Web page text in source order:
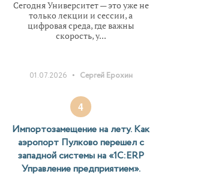
Сегодня Университет — это уже не
только лекции и сессии, а
цифровая среда, где важны
скорость, у...
01.07.2026 • Сергей Ерохин
4
Импортозамещение на лету. Как
аэропорт Пулково перешел с
западной системы на «1С:ERP
Управление предприятием».